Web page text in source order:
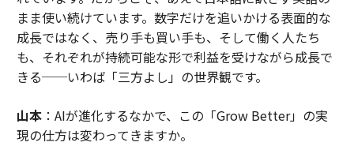
まま使い続けています。数字だけを追いかける表面的な
成長ではなく、売り手も買い手も、そして働く人たち
も、それぞれが持続可能な形で利益を受けながら成長で
きる──いわば「三方よし」の世界観です。
山本：AIが進化するなかで、この「Grow Better」の実
現の仕方は変わってきますか。